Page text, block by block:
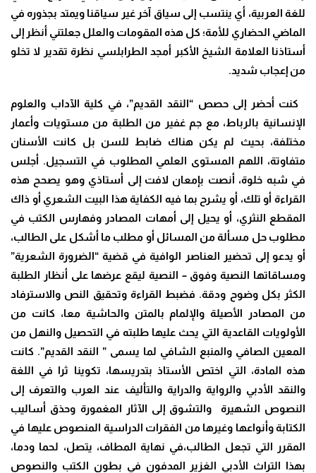
للغة العربية، أي ينتسب إلى سياق آخر غير سياقنا ويمتد بجذوره في
الماضي الحضاري للأمة؛ كل هذه المقومات والعلل جعلتني أنظر إلى
أستاذنا العلامة الشيخ الأكبر أمجد الطرابلسي نظرة تقدير لا تخلو
من إعجاب شديد.
كنت أحضر إلى حصص “النقد القديم”، في كلية الآداب والعلوم
الإنسانية بالرباط، مع جم غفير من الطلبة من مستويات وأعمار
مختلفة، بحيث لم يكن هناك ضابط للسن بل كانت الأسنان
متفاوتة، اللهم المستوى العلمي المطلوب في التسجيل. أجلس
في شبه خلوة، أنصت بإمعان لافت إلى أستاذي وهو يصحح هذه
القراءة أو تلك، أو يشرح بما فيه الكفاية هذا البيت الشعري أو ذاك
المقطع النثري، أو يحيل إلى أمهات المصادر وفهارس الكتب في
مطلوب حل مسألة من المسائل أو مطلب ما أشكل على الطالب،
أو يدعو إلى تحضير العناصر الوافية في قضية “الضرورة الشعرية”
ومساقاتها النصية وفوق – النصية ليقع عرضها على أنظار الطلبة
الكثر بكل وضوح ودقة. فضبط القراءة وتحقيق النص والاسترفاد
من المصادر الأصيلة والإلمام بالمتن والحاشية معا، كانت من
الأولويات القاعدية التي يحث عليها طلبته في التحصيل والنهل من
المعين الصافي والمنبع الشافي لما يسمى ” النقد القديم”. كانت
هذه المادة، التي اختص الأستاذ بتدريسها، تكوينا ثرا في اللغة
والنقد الأدبي والرواية والدراية والتأليف عند العرب والتعرف إلى
النصوص الشهيرة والتشوق إلى الآثار المغمورة وحذق أساليب
الكتابة وأنواعها وغيرها من الفقرات الدراسية المنصوص عليها في
المقرر التي تجعل الطالب،في نهاية المطاف، يتصل، لحما ودما،
بهذا التراث الأدبي الغزير المدفون في بطون الكتب والنصوص